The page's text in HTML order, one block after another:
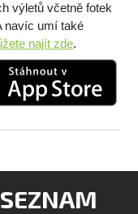
výletů včetně fotek
navíc umí také
najít zde.